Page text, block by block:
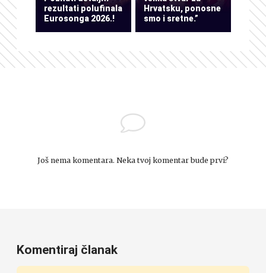
rezultati polufinala
Eurosonga 2026.!
Hrvatsku, ponosne
smo i sretne.”
Još nema komentara. Neka tvoj komentar bude prvi?
Komentiraj članak